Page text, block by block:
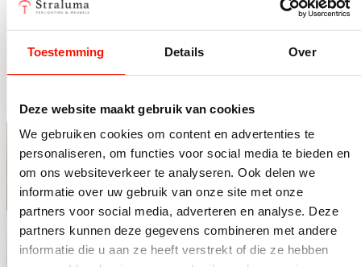
Toestemming Details Over
Deze website maakt gebruik van cookies
We gebruiken cookies om content en advertenties te
personaliseren, om functies voor social media te bieden en
om ons websiteverkeer te analyseren. Ook delen we
informatie over uw gebruik van onze site met onze
partners voor social media, adverteren en analyse. Deze
partners kunnen deze gegevens combineren met andere
informatie die u aan ze heeft verstrekt of die ze hebben
bronzen fitting
Beperkt op voorraad
Houten lampvoet Cumani met bronzen fitting aantal
kap in creme